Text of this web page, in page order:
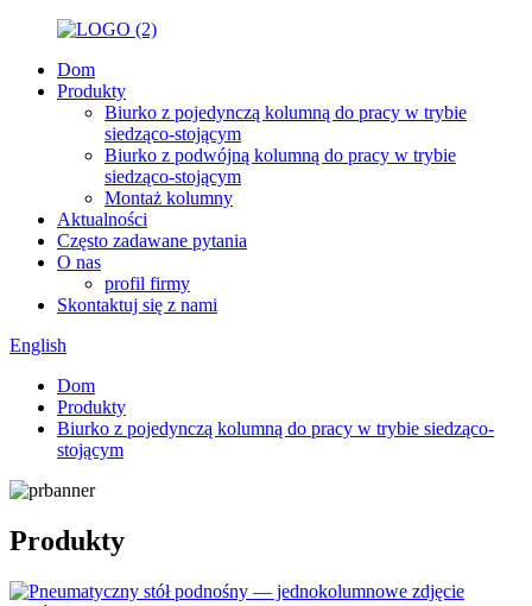
Dom
Produkty
Biurko z pojedynczą kolumną do pracy w trybie
siedząco-stojącym
Biurko z podwójną kolumną do pracy w trybie
siedząco-stojącym
Montaż kolumny
Aktualności
Często zadawane pytania
O nas
profil firmy
Skontaktuj się z nami
English
Dom
Produkty
Biurko z pojedynczą kolumną do pracy w trybie siedząco-
stojącym
Produkty